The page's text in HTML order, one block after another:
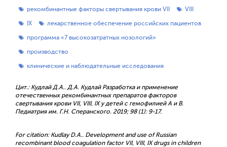
рекомбинантные факторы свертывания крови VII
VIII
IX
лекарственное обеспечение российских пациентов
программа «7 высокозатратных нозологий»
производство
клинические и наблюдательные исследования
Цит.: Кудлай Д.А.. Д.А. Кудлай Разработка и применение
отечественных рекомбинантных препаратов факторов
свертывания крови VII, VIII, IX у детей с гемофилией А и B.
Педиатрия им. Г.Н. Сперанского. 2019; 98 (1): 9-17.
For citation: Kudlay D.A.. Development and use of Russian
recombinant blood coagulation factor VII, VIII, IX drugs in children